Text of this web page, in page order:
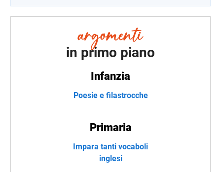
in primo piano
Infanzia
Poesie e filastrocche
Primaria
Impara tanti vocaboli
inglesi